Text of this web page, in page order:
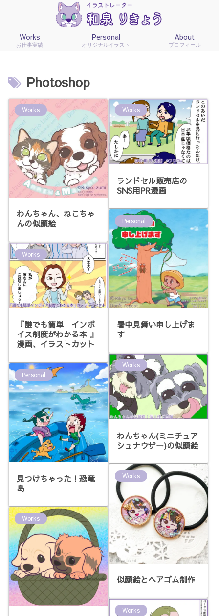
Works
お仕事実績
Personal
オリジナルイラスト
About
プロフィール
Photoshop
Works
わんちゃん、ねこちゃ
んの似顔絵
Works
ランドセル販売店の
SNS用PR漫画
Personal
暑中見舞い申し上げま
す
Works
『誰でも簡単 インボ
イス制度がわかる本 』
漫画、イラストカット
Works
わんちゃん(ミニチュア
シュナウザー)の似顔絵
Personal
見つけちゃった！恐竜
島
Works
似顔絵とヘアゴム制作
Works
Works